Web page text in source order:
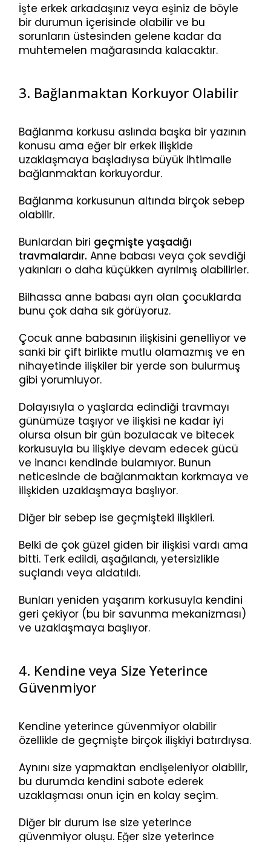
İşte erkek arkadaşınız veya eşiniz de böyle
bir durumun içerisinde olabilir ve bu
sorunların üstesinden gelene kadar da
muhtemelen mağarasında kalacaktır.
3. Bağlanmaktan Korkuyor Olabilir
Bağlanma korkusu aslında başka bir yazının
konusu ama eğer bir erkek ilişkide
uzaklaşmaya başladıysa büyük ihtimalle
bağlanmaktan korkuyordur.
Bağlanma korkusunun altında birçok sebep
olabilir.
Bunlardan biri geçmişte yaşadığı
travmalardır. Anne babası veya çok sevdiği
yakınları o daha küçükken ayrılmış olabilirler.
Bilhassa anne babası ayrı olan çocuklarda
bunu çok daha sık görüyoruz.
Çocuk anne babasının ilişkisini genelliyor ve
sanki bir çift birlikte mutlu olamazmış ve en
nihayetinde ilişkiler bir yerde son bulurmuş
gibi yorumluyor.
Dolayısıyla o yaşlarda edindiği travmayı
günümüze taşıyor ve ilişkisi ne kadar iyi
olursa olsun bir gün bozulacak ve bitecek
korkusuyla bu ilişkiye devam edecek gücü
ve inancı kendinde bulamıyor. Bunun
neticesinde de bağlanmaktan korkmaya ve
ilişkiden uzaklaşmaya başlıyor.
Diğer bir sebep ise geçmişteki ilişkileri.
Belki de çok güzel giden bir ilişkisi vardı ama
bitti. Terk edildi, aşağılandı, yetersizlikle
suçlandı veya aldatıldı.
Bunları yeniden yaşarım korkusuyla kendini
geri çekiyor (bu bir savunma mekanizması)
ve uzaklaşmaya başlıyor.
4. Kendine veya Size Yeterince
Güvenmiyor
Kendine yeterince güvenmiyor olabilir
özellikle de geçmişte birçok ilişkiyi batırdıysa.
Aynını size yapmaktan endişeleniyor olabilir,
bu durumda kendini sabote ederek
uzaklaşması onun için en kolay seçim.
Diğer bir durum ise size yeterince
güvenmiyor oluşu. Eğer size yeterince